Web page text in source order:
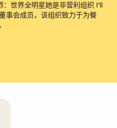
：世界全明星她是非营利组织 I'll
事会成员，该组织致力于为餐